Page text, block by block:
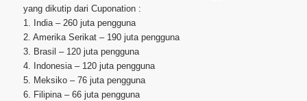
yang dikutip dari Cuponation :
1. India – 260 juta pengguna
2. Amerika Serikat – 190 juta pengguna
3. Brasil – 120 juta pengguna
4. Indonesia – 120 juta pengguna
5. Meksiko – 76 juta pengguna
6. Filipina – 66 juta pengguna